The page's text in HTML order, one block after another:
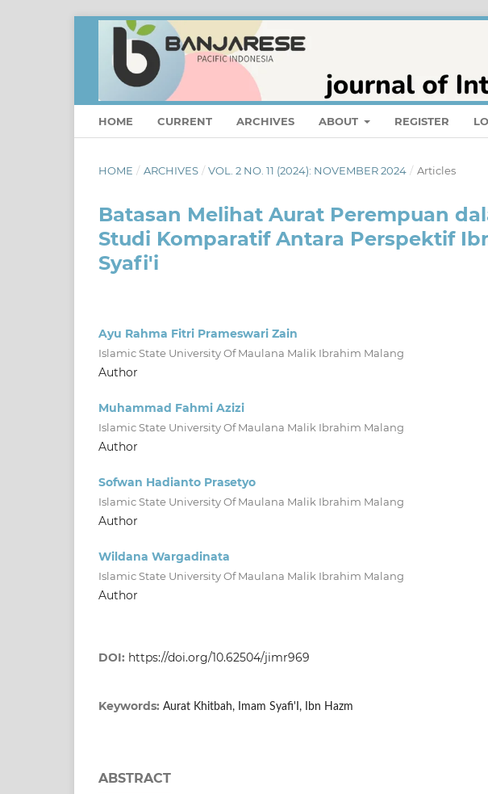
HOME CURRENT ARCHIVES ABOUT REGISTER
HOME / ARCHIVES / VOL. 2 NO. 11 (2024): NOVEMBER 2024 / Articles
Batasan Melihat Aurat Perempuan
Studi Komparatif Antara Perspektif
Syafi'i
Ayu Rahma Fitri Prameswari Zain
Islamic State University Of Maulana Malik Ibrahim Malang
Author
Muhammad Fahmi Azizi
Islamic State University Of Maulana Malik Ibrahim Malang
Author
Sofwan Hadianto Prasetyo
Islamic State University Of Maulana Malik Ibrahim Malang
Author
Wildana Wargadinata
Islamic State University Of Maulana Malik Ibrahim Malang
Author
DOI: https://doi.org/10.62504/jimr969
Keywords: Aurat Khitbah, Imam Syafi'I, Ibn Hazm
ABSTRACT